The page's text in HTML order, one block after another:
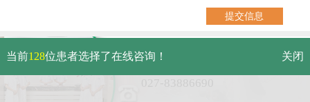
武汉市硚口区解放大道479号
免费电话：
当前128位患者选择了在线咨询！ 关闭